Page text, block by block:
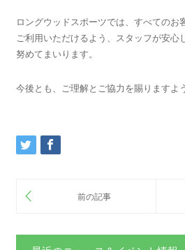
ロングウッドスポーツでは、すべてのお
ご利用いただけるよう、スタッフが安心
努めてまいります。
今後とも、ご理解とご協力を賜りますよ